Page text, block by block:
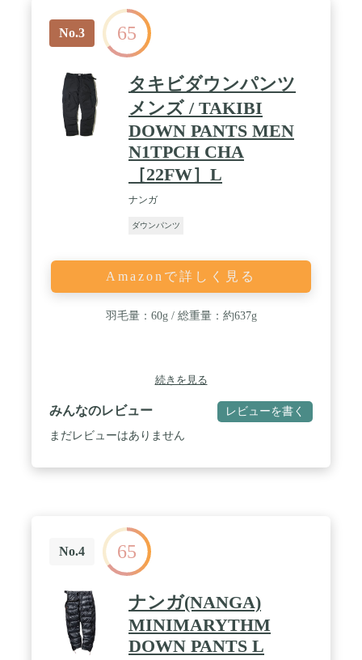
ャンプ、非常用、防寒対策、部屋着、沢山のフィー
ルド、シチュエーションで活躍しています。
No.3 65
タキビダウンパンツ
メンズ / TAKIBI
DOWN PANTS MEN
N1TPCH CHA
［22FW］L
ナンガ
ダウンパンツ
Amazonで詳しく見る
羽毛量：60g / 総重量：約637g
続きを見る
みんなのレビュー レビューを書く
まだレビューはありません
No.4 65
ナンガ(NANGA)
MINIMARYTHM
DOWN PANTS L